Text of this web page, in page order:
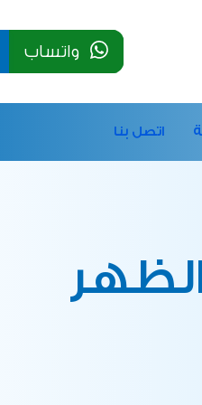
واتساب
اتصل بنا